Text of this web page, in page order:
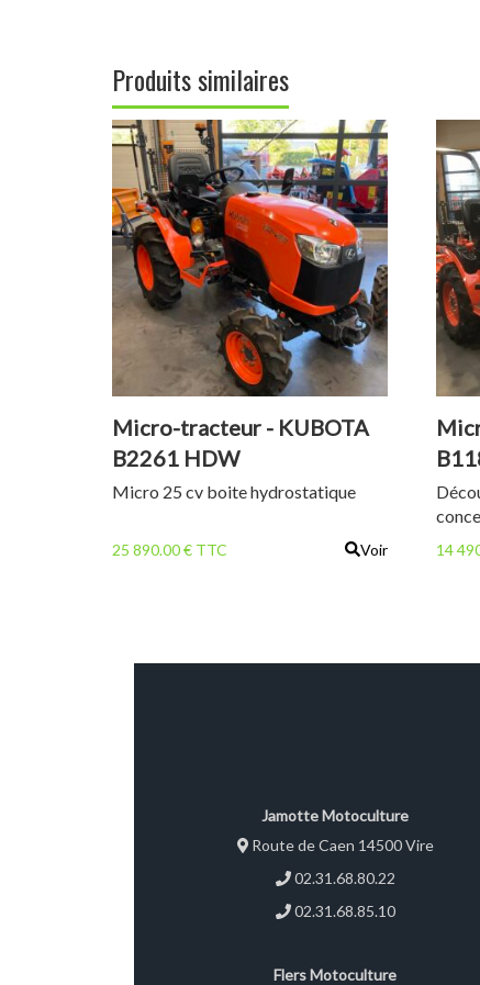
Produits similaires
Micro-tracteur - KUBOTA
B2261 HDW
Micro 25 cv boite hydrostatique
25 890.00 € TTC Voir 14
Jamotte Motoculture
Route de Caen 14500 Vire
02.31.68.80.22
02.31.68.85.10
Flers Motoculture